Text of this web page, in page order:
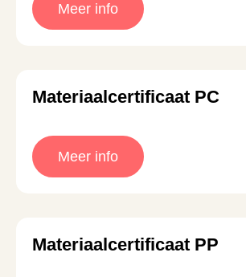
Meer info
Materiaalcertificaat PC
Meer info
Materiaalcertificaat PP